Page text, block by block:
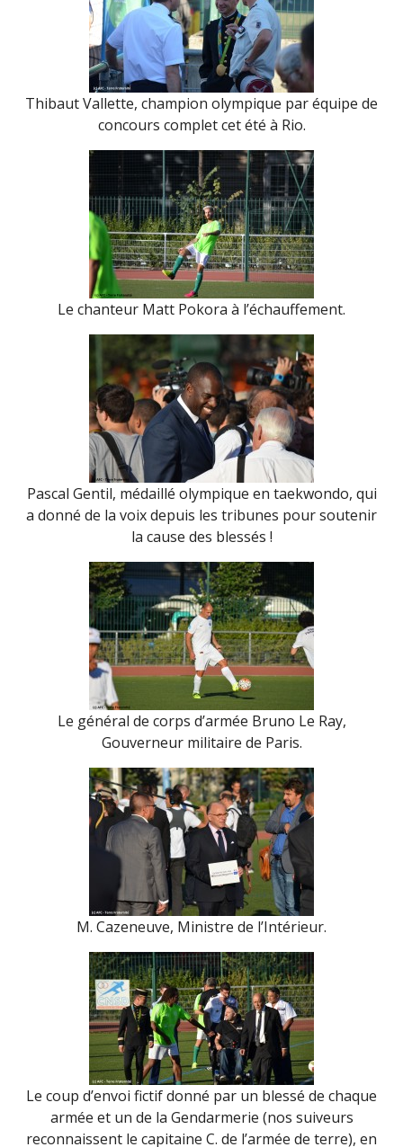
Thibaut Vallette, champion olympique par équipe de
concours complet cet été à Rio.
Le chanteur Matt Pokora à l’échauffement.
Pascal Gentil, médaillé olympique en taekwondo, qui
a donné de la voix depuis les tribunes pour soutenir
la cause des blessés !
Le général de corps d’armée Bruno Le Ray,
Gouverneur militaire de Paris.
M. Cazeneuve, Ministre de l’Intérieur.
Le coup d’envoi fictif donné par un blessé de chaque
armée et un de la Gendarmerie (nos suiveurs
reconnaissent le capitaine C. de l’armée de terre), en